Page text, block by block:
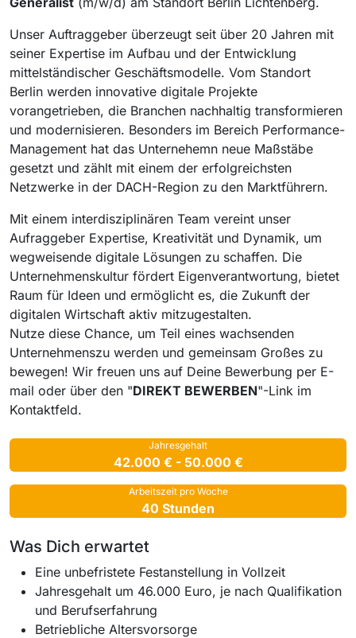
Unser Auftraggeber überzeugt seit über 20 Jahren mit
seiner Expertise im Aufbau und der Entwicklung
mittelständischer Geschäftsmodelle. Vom Standort
Berlin werden innovative digitale Projekte
vorangetrieben, die Branchen nachhaltig transformieren
und modernisieren. Besonders im Bereich Performance-
Management hat das Unternehemn neue Maßstäbe
gesetzt und zählt mit einem der erfolgreichsten
Netzwerke in der DACH-Region zu den Marktführern.
Mit einem interdisziplinären Team vereint unser
Aufraggeber Expertise, Kreativität und Dynamik, um
wegweisende digitale Lösungen zu schaffen. Die
Unternehmenskultur fördert Eigenverantwortung, bietet
Raum für Ideen und ermöglicht es, die Zukunft der
digitalen Wirtschaft aktiv mitzugestalten.
Nutze diese Chance, um Teil eines wachsenden
Unternehmenszu werden und gemeinsam Großes zu
bewegen! Wir freuen uns auf Deine Bewerbung per E-
mail oder über den "DIREKT BEWERBEN"-Link im
Kontaktfeld.
Jahresgehalt
42.000 € - 50.000 €
Arbeitszeit pro Woche
40 Stunden
Was Dich erwartet
Eine unbefristete Festanstellung in Vollzeit
Jahresgehalt um 46.000 Euro, je nach Qualifikation
und Berufserfahrung
Betriebliche Altersvorsorge